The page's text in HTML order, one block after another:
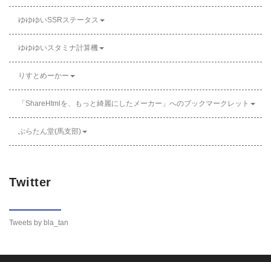
ゆゆゆいSSRステータス
ゆゆゆいスタミナ計算機
りすとめーかー
「ShareHtmlを、もっと綺麗にしたメーカー」へのブックマークレット
ぶらたん堂(馬支部)
Twitter
Tweets by bla_tan